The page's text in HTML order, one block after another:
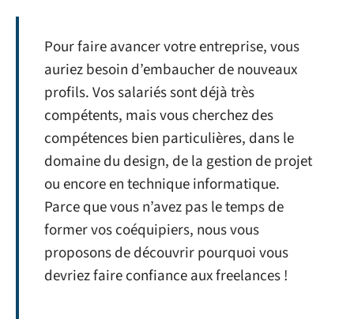
Pour faire avancer votre entreprise, vous
auriez besoin d’embaucher de nouveaux
profils. Vos salariés sont déjà très
compétents, mais vous cherchez des
compétences bien particulières, dans le
domaine du design, de la gestion de projet
ou encore en technique informatique.
Parce que vous n’avez pas le temps de
former vos coéquipiers, nous vous
proposons de découvrir pourquoi vous
devriez faire confiance aux freelances !